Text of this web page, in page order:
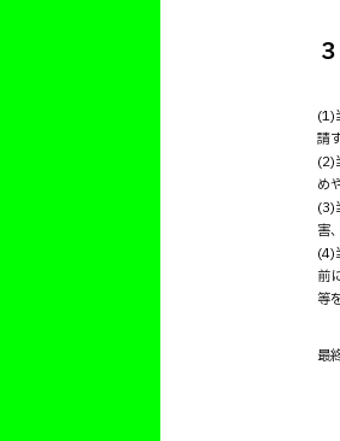
(1)
請
(2)
め
(3)
害
(4)
前
等
最